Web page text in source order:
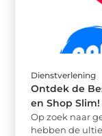
Dienstverlening
Ontdek de
en Shop Slim!
Op zoek naar
hebben de